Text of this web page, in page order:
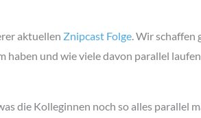
aktuellen Znipcast Folge. Wir schaffen
haben und wie viele davon parallel
die Kolleginnen noch so alles parallel